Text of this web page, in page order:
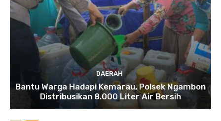
DAERAH
Bantu Warga Hadapi Kemarau, Polsek Ngambon
Distribusikan 8.000 Liter Air Bersih